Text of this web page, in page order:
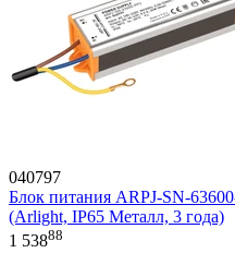
040797
Блок питания ARPJ-SN-
(Arlight, IP65 Металл, 3 года)
1 53888